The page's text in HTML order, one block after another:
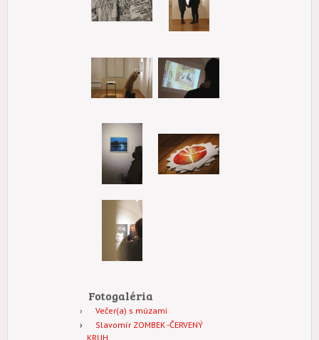
Fotogaléria
Večer(a) s múzami
Slavomír ZOMBEK -ČERVENÝ
KRUH